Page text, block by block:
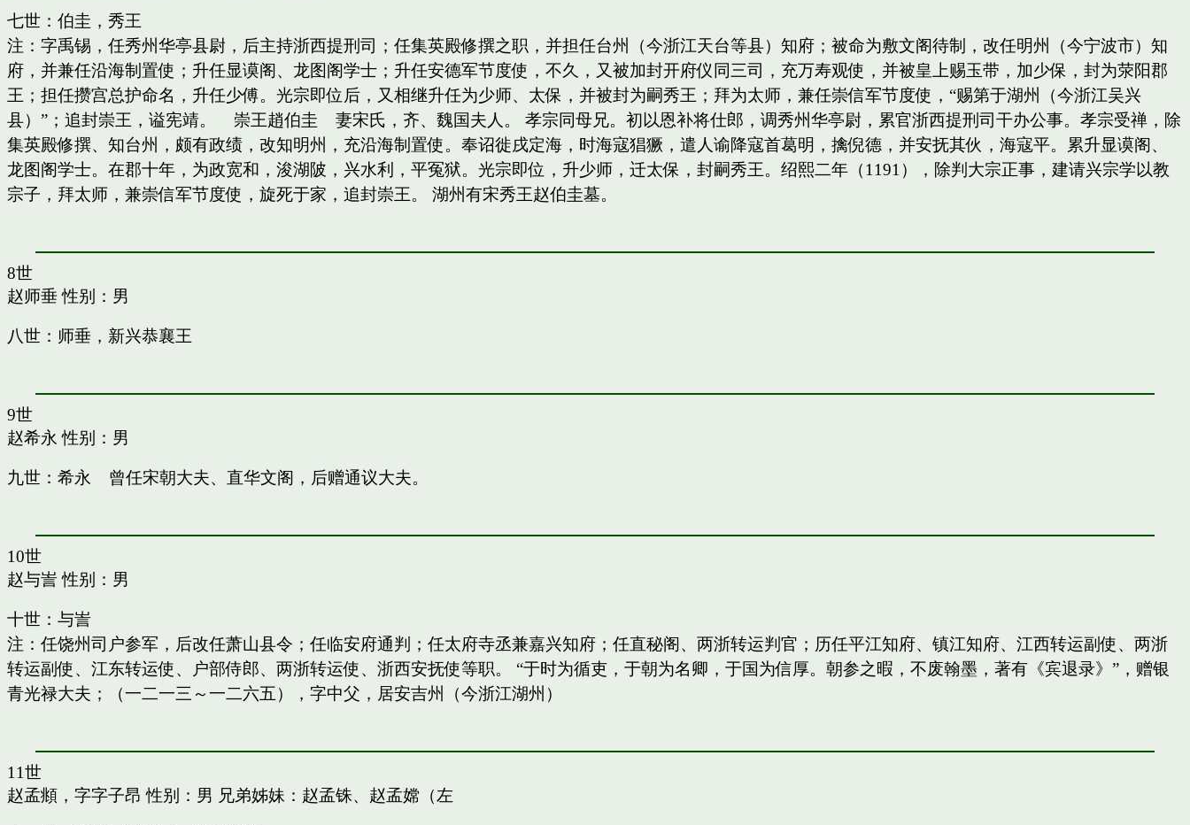
七世：伯圭，秀王
注：字禹锡，任秀州华亭县尉，后主持浙西提刑司；任集英殿修撰之职，并担任台州（今浙江天台等县）知府；被命为敷文阁待制，改任明州（今宁波市）知
府，并兼任沿海制置使；升任显谟阁、龙图阁学士；升任安德军节度使，不久，又被加封开府仪同三司，充万寿观使，并被皇上赐玉带，加少保，封为荥阳郡
王；担任攒宫总护命名，升任少傅。光宗即位后，又相继升任为少师、太保，并被封为嗣秀王；拜为太师，兼任崇信军节度使，“赐第于湖州（今浙江吴兴
县）”；追封崇王，谥宪靖。 崇王趙伯圭 妻宋氏，齐、魏国夫人。 孝宗同母兄。初以恩补将仕郎，调秀州华亭尉，累官浙西提刑司干办公事。孝宗受禅，除
集英殿修撰、知台州，颇有政绩，改知明州，充沿海制置使。奉诏徙戌定海，时海寇猖獗，遣人谕降寇首葛明，擒倪德，并安抚其伙，海寇平。累升显谟阁、
龙图阁学士。在郡十年，为政宽和，浚湖陂，兴水利，平冤狱。光宗即位，升少师，迁太保，封嗣秀王。绍熙二年（1191），除判大宗正事，建请兴宗学以教
宗子，拜太师，兼崇信军节度使，旋死于家，追封崇王。 湖州有宋秀王赵伯圭墓。
8世
赵师垂性别：男
八世：师垂，新兴恭襄王
9世
赵希永 性别：男
九世：希永 曾任宋朝大夫、直华文阁，后赠通议大夫。
10世
赵与訔性别：男
十世：与訔
注：任饶州司户参军，后改任萧山县令；任临安府通判；任太府寺丞兼嘉兴知府；任直秘阁、两浙转运判官；历任平江知府、镇江知府、江西转运副使、两浙
转运副使、江东转运使、户部侍郎、两浙转运使、浙西安抚使等职。 “于时为循吏，于朝为名卿，于国为信厚。朝参之暇，不废翰墨，著有《宾退录》”，赠银
青光禄大夫；（一二一三～一二六五），字中父，居安吉州（今浙江湖州）
11世
赵孟頫，字字子昂 性别：男 兄弟姊妹： 赵孟铢、 赵孟嫦（左